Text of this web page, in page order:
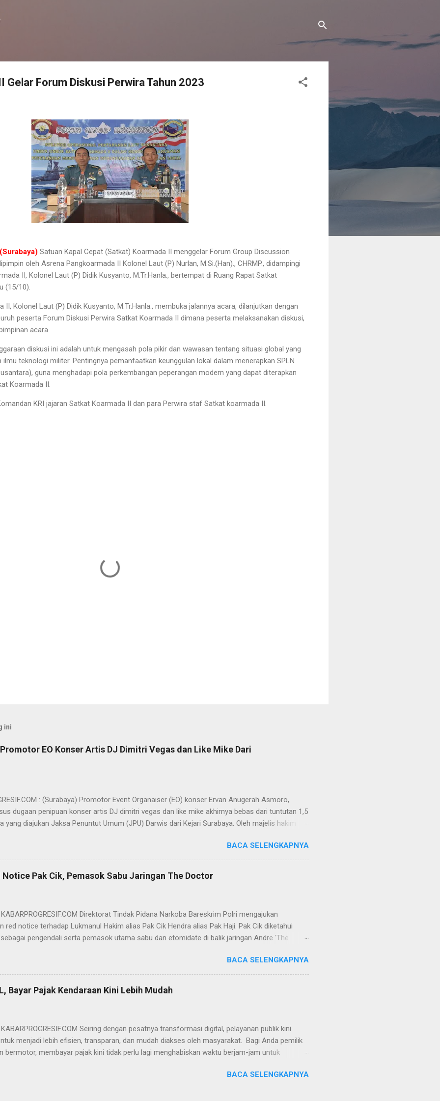
Gelar Forum Diskusi Perwira Tahun 2023
Satuan Kapal Cepat (Satkat) Koarmada II menggelar Forum Group Discussion
oleh Asrena Pangkoarmada II Kolonel Laut (P) Nurlan, M.Si.(Han)., CHRMP., didampingi
II, Kolonel Laut (P) Didik Kusyanto, M.Tr.Hanla., bertempat di Ruang Rapat Satkat
(15/10).
II, Kolonel Laut (P) Didik Kusyanto, M.Tr.Hanla., membuka jalannya acara, dilanjutkan dengan
peserta Forum Diskusi Perwira Satkat Koarmada II dimana peserta melaksanakan diskusi,
acara.
diskusi ini adalah untuk mengasah pola pikir dan wawasan tentang situasi global yang
teknologi militer. Pentingnya pemanfaatkan keunggulan lokal dalam menerapkan SPLN
guna menghadapi pola perkembangan peperangan modern yang dapat diterapkan
Koarmada II.
KRI jajaran Satkat Koarmada II dan para Perwira staf Satkat koarmada II.
ini
EO Konser Artis DJ Dimitri Vegas dan Like Mike Dari
: (Surabaya) Promotor Event Organaiser (EO) konser Ervan Anugerah Asmoro,
dugaan penipuan konser artis DJ dimitri vegas dan like mike akhirnya bebas dari tuntutan 1,5
yang diajukan Jaksa Penuntut Umum (JPU) Darwis dari Kejari Surabaya. Oleh majelis hakim
pertimbangannya, hakim Sigit menerangkan, majelis hakim berpendapat bahwa perbuatan
tersebut tidak terdapat unsur penipuan sehingga dianggap bukan merupakan tindak pidana.
hakim, kasus yang menjerat Ervan merupakan hubungan hukum keperdataan. Atas dasar
Ervan diputus bebas dari tuntutan hukum (onslag van alle recht vervolging). Menanggapi hal
BACA SELENGKAPNYA
Pak Cik, Pemasok Sabu Jaringan The Doctor
Direktorat Tindak Pidana Narkoba Bareskrim Polri mengajukan
red notice terhadap Lukmanul Hakim alias Pak Cik Hendra alias Pak Haji. Pak Cik diketahui
pengendali serta pemasok utama sabu dan etomidate di balik jaringan Andre 'The
Hakim alias Hendra alias Pak Haji," kata Direktur Tindak Pidana Narkoba (Dirtipidnarkoba)
Polri Brigjen Eko Hadi Santoso. dalam keterangannya, Rabu (20/5). Eko menerangkan Pak Cik
warga negara Indonesia (WNI) asal Aceh yang saat ini terdeteksi berada di Malaysia. Namun,
status kewarganegaraan sudah berpindah menjadi warga negara Saint Kitts and Nevis.
BACA SELENGKAPNYA
Bayar Pajak Kendaraan Kini Lebih Mudah
Seiring dengan pesatnya transformasi digital, pelayanan publik kini
menjadi lebih efisien, transparan, dan mudah diakses oleh masyarakat. Bagi Anda pemilik
bermotor, membayar pajak kini tidak perlu lagi menghabiskan waktu berjam-jam untuk
Bermotor (PKB) dan pengesahan STNK tahunan dapat diselesaikan langsung dari
BACA SELENGKAPNYA